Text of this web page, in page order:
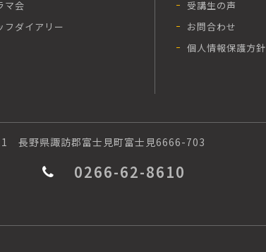
マ会
フダイアリー
受講生の声
お問合わせ
個人情報保護方針
長野県諏訪郡富士見町富士見6666-703
0266-62-8610